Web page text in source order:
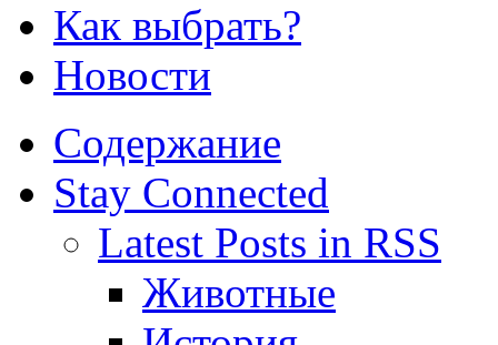
Как выбрать?
Новости
Содержание
Stay Connected
Latest Posts in RSS
Животные